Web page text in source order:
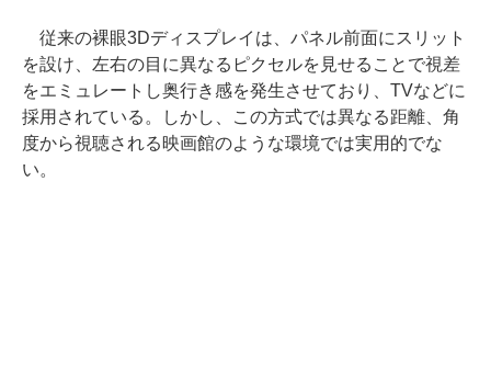
従来の裸眼3Dディスプレイは、パネル前面にスリット
を設け、左右の目に異なるピクセルを見せることで視差
をエミュレートし奥行き感を発生させており、TVなどに
採用されている。しかし、この方式では異なる距離、角
度から視聴される映画館のような環境では実用的でな
い。